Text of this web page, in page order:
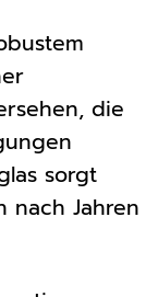
die
sorgt
nach Jahren